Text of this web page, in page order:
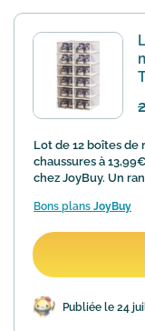
Lot de 12 boîtes
chaussures à
chez JoyBuy. Un
Bons plans JoyBuy
Publiée le 24